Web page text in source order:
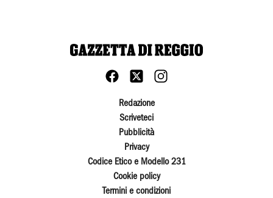
Redazione
Scriveteci
Pubblicità
Privacy
Codice Etico e Modello 231
Cookie policy
Termini e condizioni